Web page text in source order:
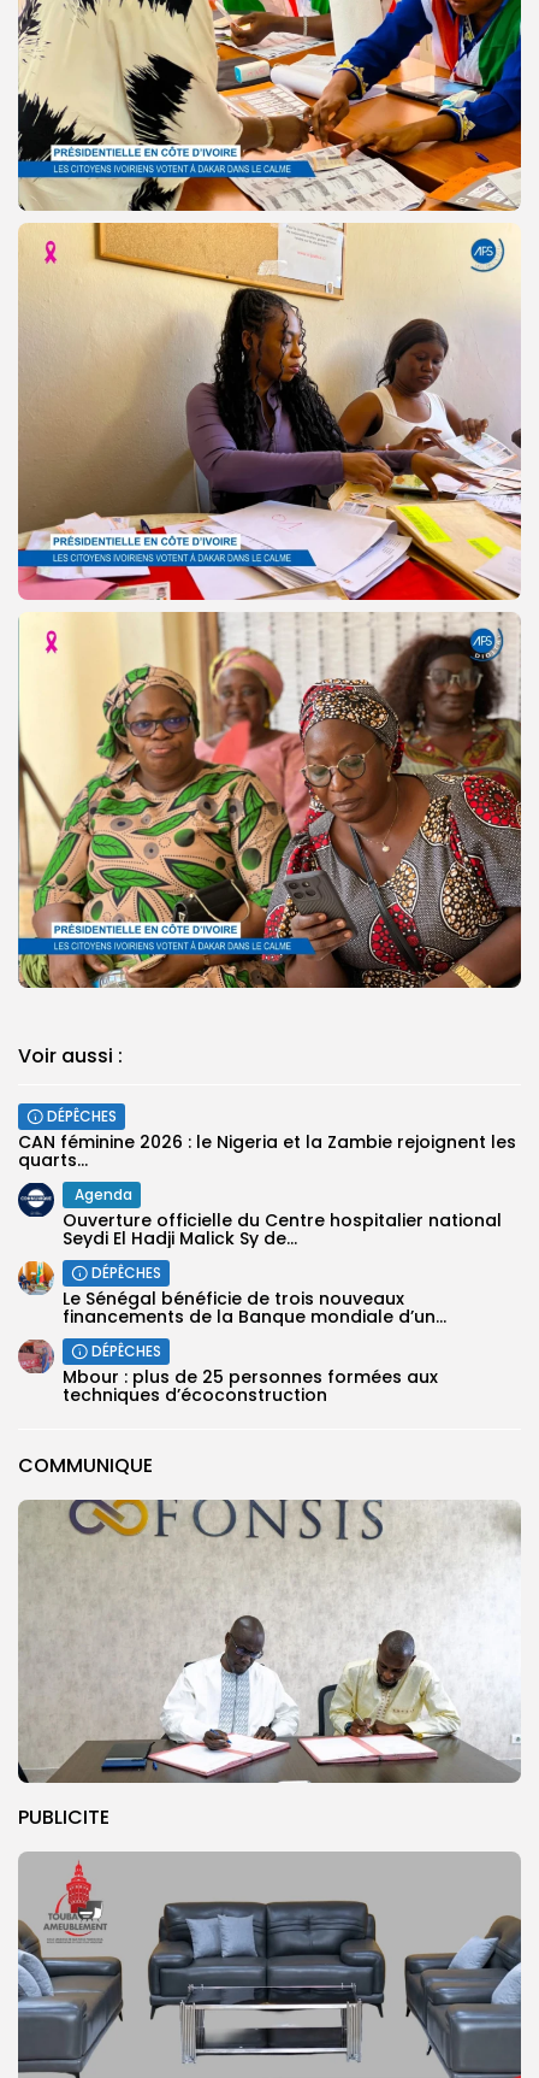
COMMUNIQUE
PUBLICITE
Voir aussi :
DÉPÊCHES
‎CAN féminine 2026 : le Nigeria et la Zambie rejoignent les
quarts...
Agenda
Ouverture officielle du Centre hospitalier national
Seydi El Hadji Malick Sy de...
DÉPÊCHES
Le Sénégal bénéficie de trois nouveaux
financements de la Banque mondiale d’un...
DÉPÊCHES
Mbour : plus de 25 personnes formées aux
techniques d’écoconstruction